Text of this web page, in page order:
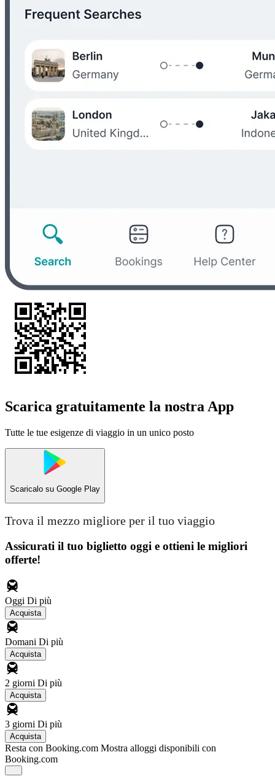
Scarica gratuitamente la nostra App
Tutte le tue esigenze di viaggio in un unico posto
Scaricalo su Google Play
Trova il mezzo migliore per il tuo viaggio
Assicurati il ​​tuo biglietto oggi e ottieni le migliori
offerte!
Oggi Di più
Acquista
Domani Di più
Acquista
2 giorni Di più
Acquista
3 giorni Di più
Acquista
Resta con Booking.com Mostra alloggi disponibili con
Booking.com